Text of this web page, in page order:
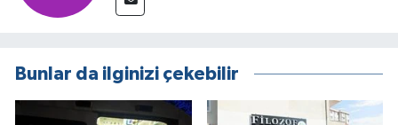
Bunlar da ilginizi çekebilir